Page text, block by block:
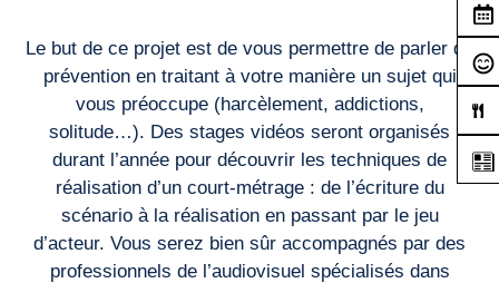
Le but de ce projet est de vous permettre de parler de
prévention en traitant à votre manière un sujet qui
vous préoccupe (harcèlement, addictions,
solitude…). Des stages vidéos seront organisés
durant l’année pour découvrir les techniques de
réalisation d’un court-métrage : de l’écriture du
scénario à la réalisation en passant par le jeu
d’acteur. Vous serez bien sûr accompagnés par des
professionnels de l’audiovisuel spécialisés dans